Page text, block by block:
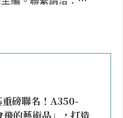
磅聯名！A350-
的藝術品」，打造